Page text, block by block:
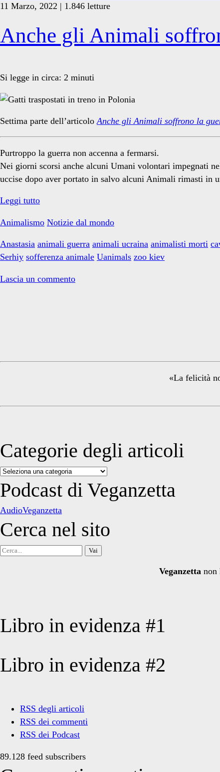
Tag:
Indipendent</span>
11 Marzo, 2022 | 1.846 letture
Anche gli Animali
Si legge in circa: 2 minuti
Settima parte dell’articoloAnche gli Animali soffrono la
Purtroppo la guerra non accenna a fermarsi.
Nei giorni scorsi anche alcuni Umani volontari impegnati
uccise dopo aver portato in salvo alcuni Animali rimasti in
Leggi tuttoAnche
Animali
soffrono
la
#7
Animalismo Notizie dal mondo
Anastasia animali guerra animali ucraina animalisti morti
Serhiy sofferenza animale Uanimals zoo kiev
Lascia un commento
Sidebar
«La felicità
Categorie degli articoli
Categorie
degli
articoli
Podcast di Veganzetta
AudioVeganzetta
Cerca nel sito
Cerca
Veganzetta non
Libro in evidenza #1
Libro in evidenza #2
RSS degli articoli
RSS dei commenti
RSS dei Podcast
89.128 feed subscribers